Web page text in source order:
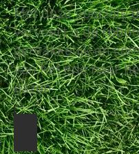
Zachte draagtas
Met deze speciale
vervoert u de
gemakkelijk en
van het ene naar
gazon.